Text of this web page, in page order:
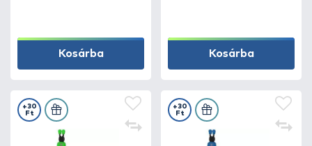
Kosárba Kosárba
+30
Ft
+30
Ft